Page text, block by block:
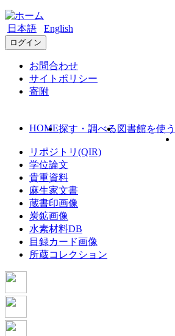
日本語 English
ログイン
お問合わせ
サイトポリシー
寄附
HOME探す・調べる 図書館を使う
リポジトリ(QIR)
学位論文
貴重資料
麻生家文書
蔵書印画像
炭鉱画像
水素材料DB
目録カード画像
所蔵コレクション